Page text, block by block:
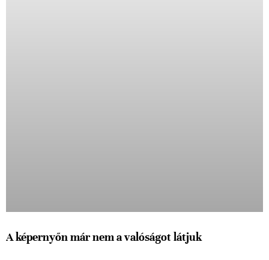
A képernyőn már nem a valóságot látjuk